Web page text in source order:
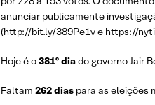
anunciar publicamente
(http://bit.ly/389Pe1ve https://
Hoje é o381º diado governo Jair
Faltam 262 dias para as eleições